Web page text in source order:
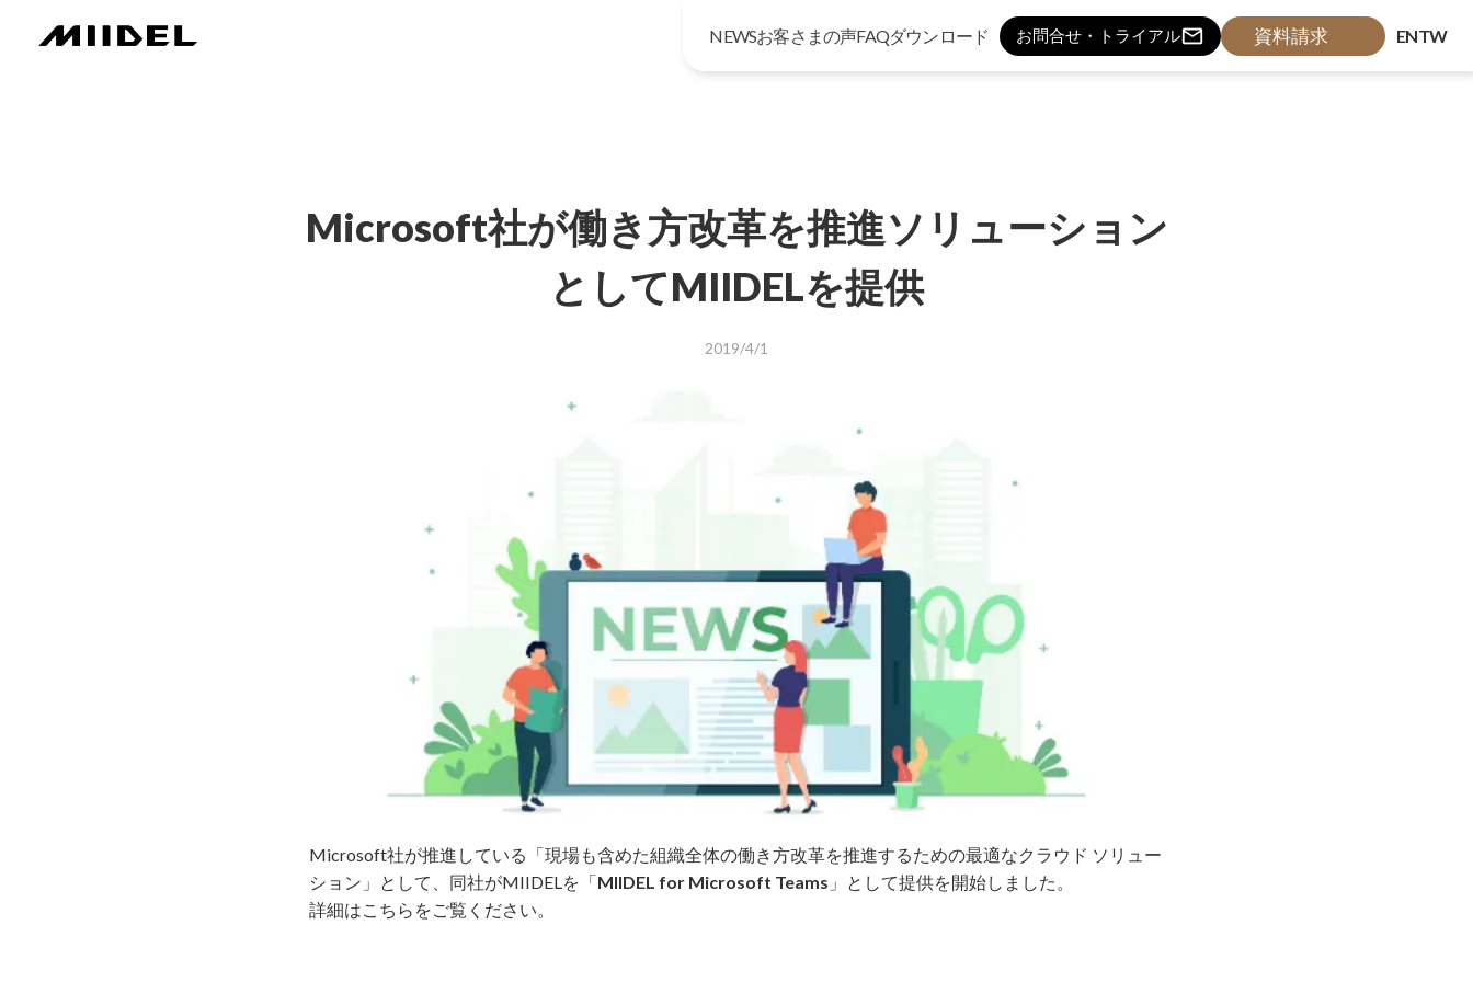
Microsoft社が働き方改革を推進ソリューション
としてMIIDELを提供
2019/4/1
Microsoft社が推進している「現場も含めた組織全体の働き方改革を推進するための最適なクラウド ソリュー
ション」として、同社がMIIDELを「MIIDEL for Microsoft Teams 」として提供を開始しました。
詳細はこちら をご覧ください。
NEWSお客さまの声FAQダウンロード お問合せ・トライアルmail_outline 資料請求 ENTW